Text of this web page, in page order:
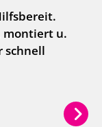
montiert u.
schnell